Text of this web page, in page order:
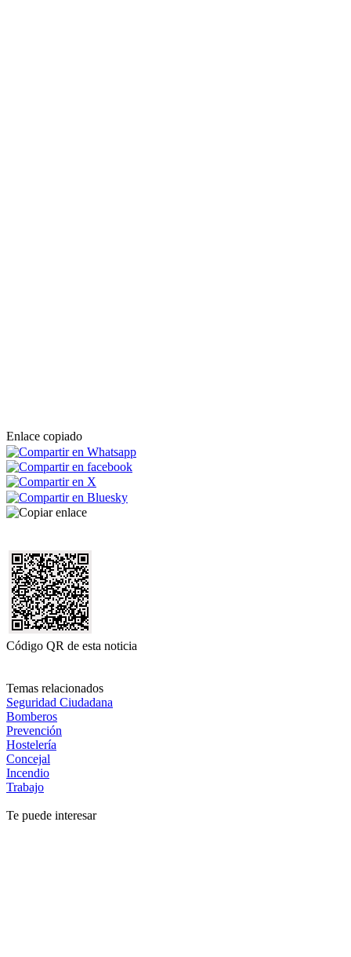
Enlace copiado
Código QR de esta noticia
Temas relacionados
Seguridad Ciudadana
Bomberos
Prevención
Hostelería
Concejal
Incendio
Trabajo
Te puede interesar